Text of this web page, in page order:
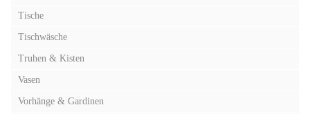
Tische
Tischwäsche
Truhen & Kisten
Vasen
Vorhänge & Gardinen